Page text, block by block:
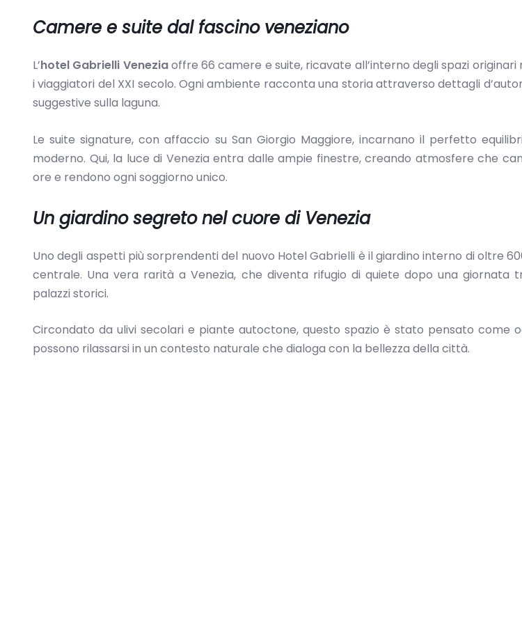
Camere e suite dal fascino veneziano
L’hotel Gabrielli Veneziaoffre 66 camere e suite, ricavate all’interno degli spazi
i viaggiatori del XXI secolo. Ogni ambiente racconta una storia attraverso dettagli
suggestive sulla laguna.
Le suite signature, con affaccio su San Giorgio Maggiore, incarnano il perfetto
moderno. Qui, la luce di Venezia entra dalle ampie finestre, creando atmosfere che
ore e rendono ogni soggiorno unico.
Un giardino segreto nel cuore di Venezia
Uno degli aspetti più sorprendenti del nuovo Hotel Gabrielli è il giardino interno di oltre
centrale. Una vera rarità a Venezia, che diventa rifugio di quiete dopo una giornata
palazzi storici.
Circondato da ulivi secolari e piante autoctone, questo spazio è stato pensato come
possono rilassarsi in un contesto naturale che dialoga con la bellezza della città.